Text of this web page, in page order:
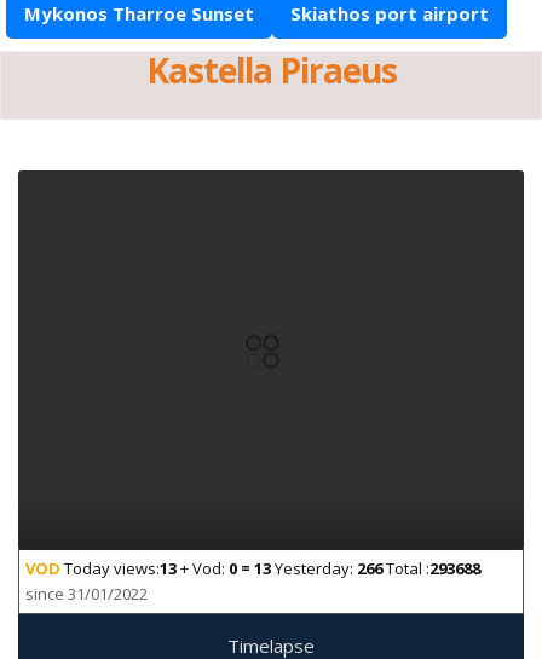
Mykonos Tharroe Sunset Skiathos port airport
Kastella Piraeus
VOD Today views:13+ Vod: 0 = 13Yesterday: 266Total :293688
since 31/01/2022
Timelapse